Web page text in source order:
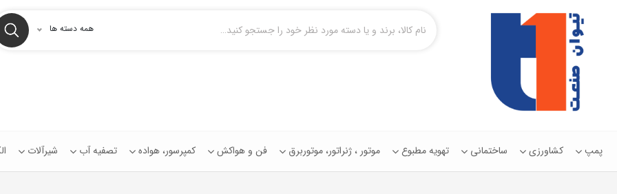
همه دسته ها
پمپ کشاورزی ساختمانی تهویه مطبوع موتور ، ژنراتور، موتوربرق فن و هواکش کمپرسور، هواده تصفیه آب شیرآلات